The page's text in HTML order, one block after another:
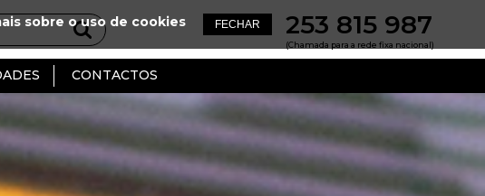
253 815 987
(Chamada para a rede fixa nacional)
CONTACTOS
sobre o uso de cookies